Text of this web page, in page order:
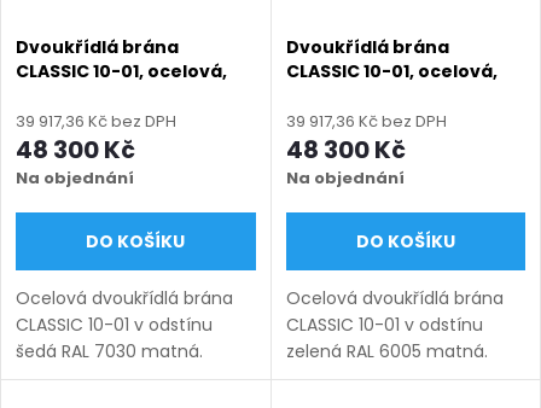
Dvoukřídlá brána
CLASSIC 10-01, ocelová,
(šířka 1200–6000 mm,
výška 1000–1950 mm),
šedá RAL 7030 matná
39 917,36 Kč bez DPH
48 300 Kč
Na objednání
DO KOŠÍKU
Ocelová dvoukřídlá brána
CLASSIC 10-01 v odstínu
šedá RAL 7030 matná.
Bezúdržbová ocel (žárový
Dvoukřídlá brána
CLASSIC 10-01, ocelová,
(šířka 1200–6000 mm,
výška 1000–1950 mm),
zelená RAL 6005 matná
39 917,36 Kč bez DPH
48 300 Kč
Na objednání
DO KOŠÍKU
Ocelová dvoukřídlá brána
CLASSIC 10-01 v odstínu
zelená RAL 6005 matná.
Bezúdržbová ocel (žárový